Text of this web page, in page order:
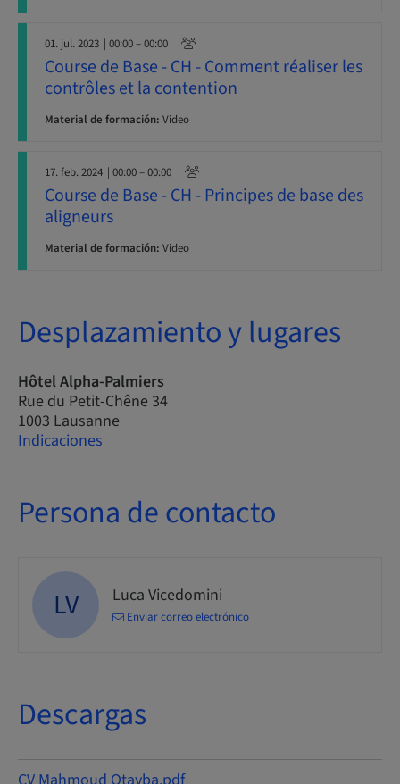
01. jul. 2023 | 00:00 – 00:00
Course de Base - CH - Comment réaliser les
contrôles et la contention
Material de formación: Video
17. feb. 2024 | 00:00 – 00:00
Course de Base - CH - Principes de base des
aligneurs
Material de formación: Video
Desplazamiento y lugares
Hôtel Alpha-Palmiers
Rue du Petit-Chêne 34
1003 Lausanne
Indicaciones
Persona de contacto
LV Luca Vicedomini
Enviar correo electrónico
Descargas